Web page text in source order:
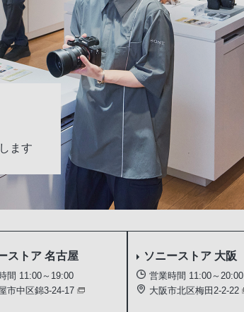
ます
ストア名古屋
間 11:00～19:00
市中区錦3-24-17
ソニーストア 大阪
営業時間 11:00～20:00
大阪市北区梅田2-2-22